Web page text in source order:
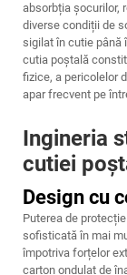
absorbția șocurilor,
diverse condiții de
sigilat în cutie până
cutia poștală
fizice, a pericolelor
apar frecvent pe
Ingineria
cutiei
Design cu
Puterea de
sofisticată în mai
împotriva forțelor
carton ondulat de